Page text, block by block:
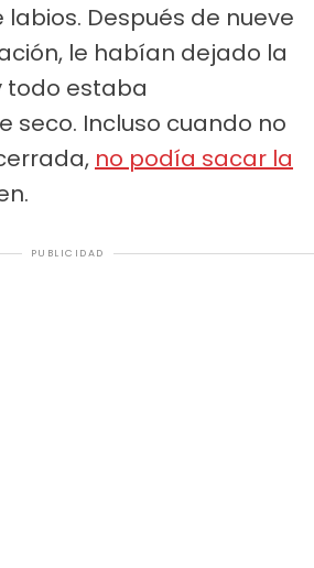
Después de nueve
le habían dejado la
todo estaba
seco. Incluso cuando no
no podía sacar la
PUBLICIDAD